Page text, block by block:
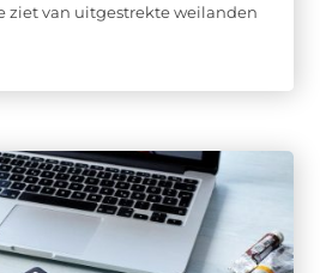
ziet van uitgestrekte weilanden